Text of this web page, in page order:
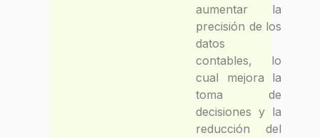
aumentar la
precisión de los
datos
contables, lo
cual mejora la
toma de
decisiones y la
reducción del